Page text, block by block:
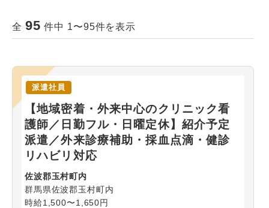
全 95 件中 1〜95件を表示
派遣社員
【地域密着・外来中心のクリニック看
護師／日勤フル・日曜定休】紹介予定
派遣／外来診療補助・採血点滴・健診
リハビリ対応
佐波郡玉村町内
群馬県佐波郡玉村町内
時給1,500〜1,650円